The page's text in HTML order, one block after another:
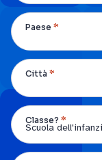
Paese *
Città *
Classe? *